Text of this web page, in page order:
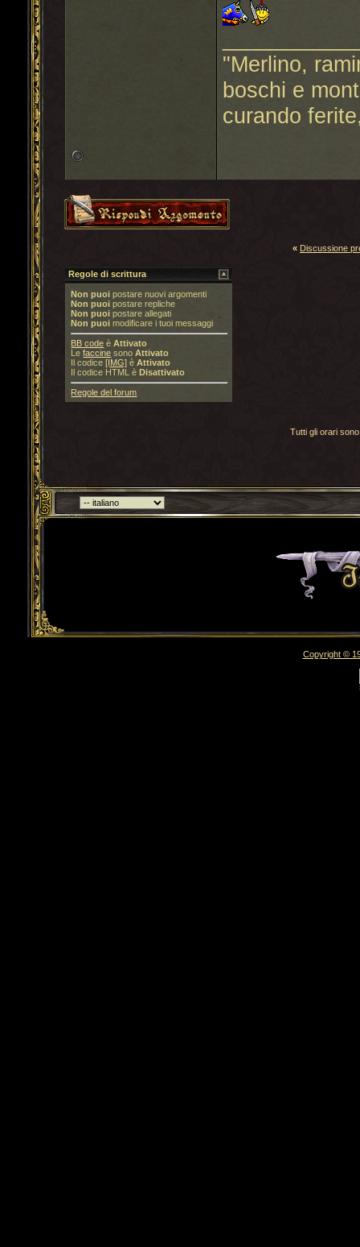
"Merlino,
boschi e
curando
« Discussione
Regole di scrittura
Non puoi postare nuovi argomenti
Non puoi postare repliche
Non puoi postare allegati
Non puoi modificare i tuoi messaggi
BB code èAttivato
Lefaccine sonoAttivato
Il codice[IMG] èAttivato
Il codice HTML èDisattivato
Regole del forum
Tutti gli orari
Torna indietro
Copyright ©